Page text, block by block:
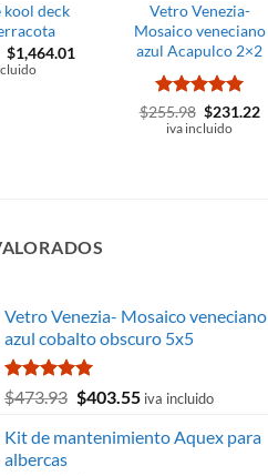
kool deck
El
precio
$1,464.01
$1,464.01.
Vetro Venezia-
Mosaico veneciano
azul Acapulco 2×2
Valorado
con5de 5
$255.98 El
precio
$231.22El
iva incluido
Vetro Venezia- Mosaico veneciano
azul cobalto obscuro 5x5
Valorado
con
de 5
$473.93 El
original
$403.55El
actual
iva incluido
Kit de mantenimiento Aquex para
albercas